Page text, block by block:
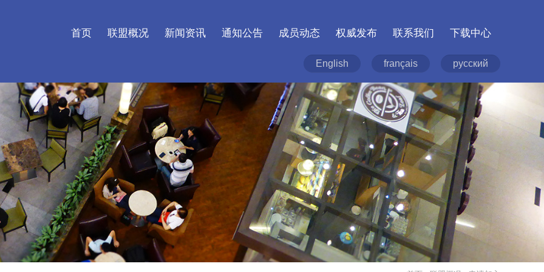
首页 联盟概况 新闻资讯 通知公告 成员动态 权威发布 联系我们 下载中心
English français русский